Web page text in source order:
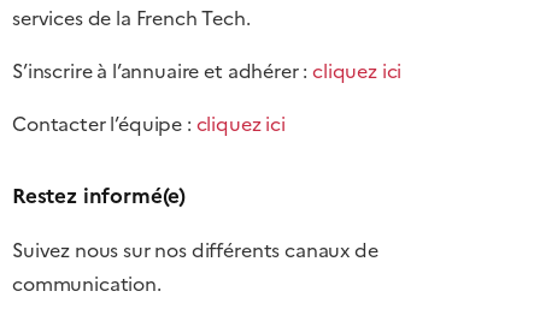
services de la French Tech.
S’inscrire à l’annuaire et adhérer :cliquez ici
Contacter l’équipe : cliquez ici
Restez informé(e)
Suivez nous sur nos différents canaux de
communication.